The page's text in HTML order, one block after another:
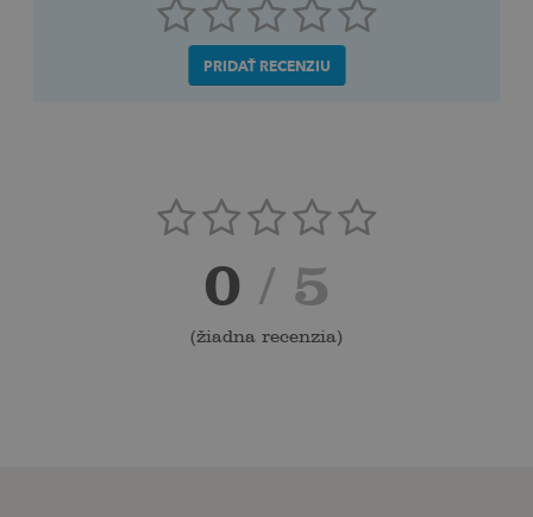
PRIDAŤ RECENZIU
0 / 5
(žiadna recenzia)